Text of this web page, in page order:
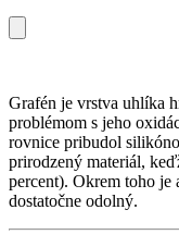
Grafén je vrstva uhlíka
problémom s jeho
rovnice pribudol
prirodzený materiál,
percent). Okrem toho
dostatočne odolný.